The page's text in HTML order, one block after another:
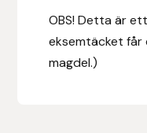
OBS! Detta är
eksemtäcket får
magdel.)
EQUES | KINGSLAND
Equipage